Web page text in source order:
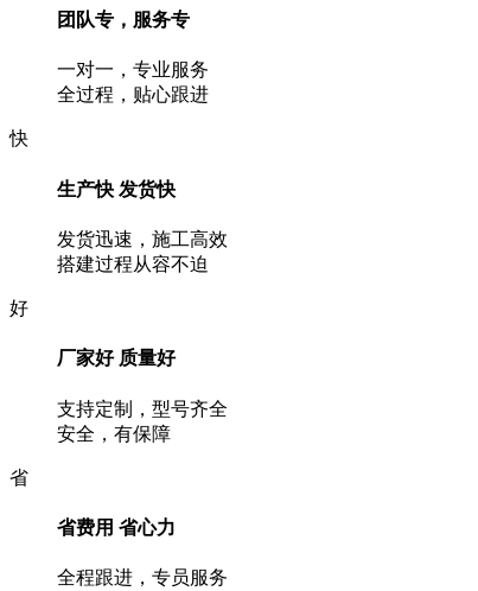
团队专，服务专
一对一，专业服务
全过程，贴心跟进
快
生产快 发货快
发货迅速，施工高效
搭建过程从容不迫
好
厂家好 质量好
支持定制，型号齐全
安全，有保障
省
省费用 省心力
全程跟进，专员服务